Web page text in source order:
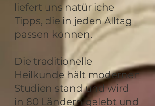
liefert uns natürliche
Tipps, die in jeden Alltag
passen können.
Die traditionelle
Heilkunde hält modernen
Studien stand und wird
in 80 Ländern gelebt und